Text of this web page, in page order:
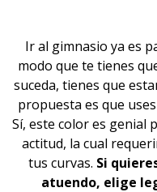
Ir al gimnasio ya es
modo que te tienes
suceda, tienes que
propuesta es que uses
Sí, este color es genial
actitud, la cual
tus curvas. Si
atuendo, elige